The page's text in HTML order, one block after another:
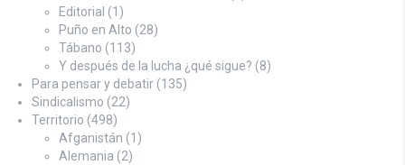
Editorial (1)
Puño en Alto (28)
Tábano (113)
Y después de la lucha ¿qué sigue? (8)
Para pensar y debatir (135)
Sindicalismo (22)
Territorio (498)
Afganistán (1)
Alemania (2)